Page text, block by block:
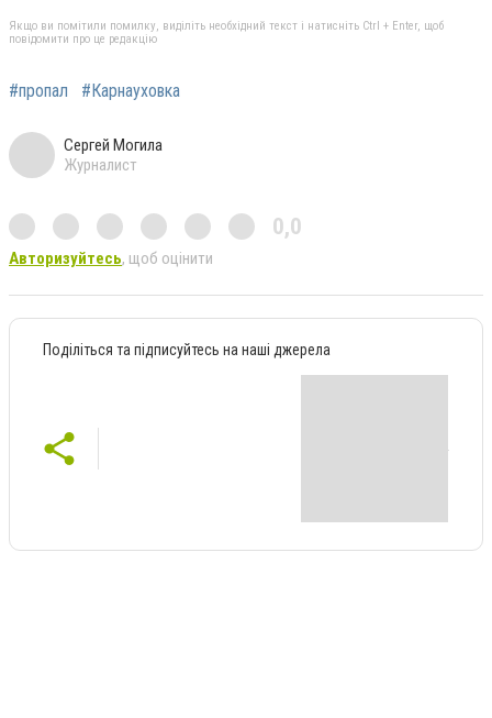
Якщо ви помітили помилку, виділіть необхідний текст і натисніть Ctrl + Enter, щоб
повідомити про це редакцію
#пропал #Карнауховка
Сергей Могила
Журналист
0,0
Авторизуйтесь, щоб оцінити
Поділіться та підписуйтесь на наші джерела